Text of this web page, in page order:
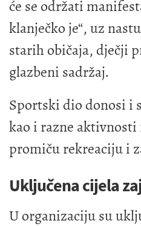
će se održati
klanječko je“, uz
starih običaja, dječji
glazbeni sadržaj.
Sportski dio donosi i
kao i razne
promiču rekreaciju i
Uključena cijela
U organizaciju su